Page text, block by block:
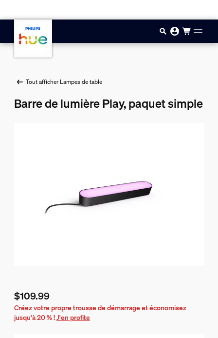
Tout afficher Lampes de table
Barre de lumière Play, paquet simple
Le prix actuel est $109.99
$109.99
Créez votre propre trousse de démarrage et économisez
jusqu'à 20 % !J'en profite